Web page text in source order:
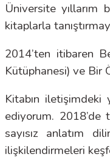
Üniversite yıllarım
kitaplarla
2014’ten itibaren
Kütüphanesi) ve Bir
Kitabın iletişimdeki
ediyorum. 2018’de
sayısız anlatım
ilişkilendirmeleri